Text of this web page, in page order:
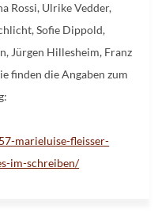
Rossi, Ulrike Vedder,
Sofie Dippold,
Jürgen Hillesheim, Franz
finden die Angaben zum
marieluise-fleisser-
im-schreiben/